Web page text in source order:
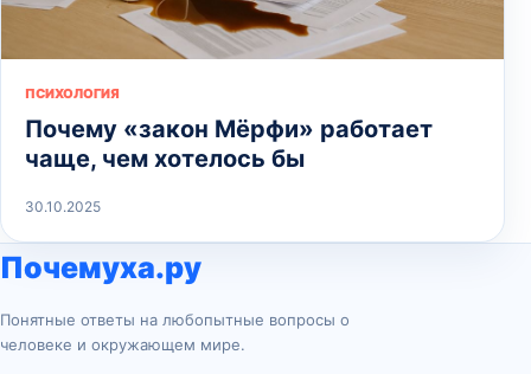
ПСИХОЛОГИЯ
Почему «закон Мёрфи» работает
чаще, чем хотелось бы
30.10.2025
Почемуха.ру
Понятные ответы на любопытные вопросы о
человеке и окружающем мире.